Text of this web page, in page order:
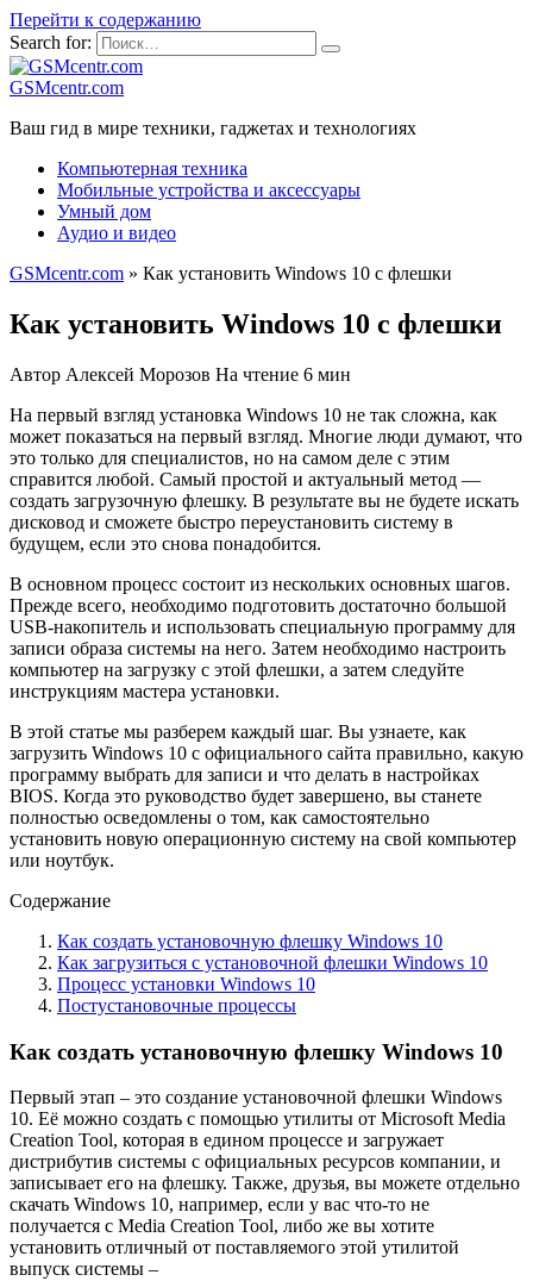
Перейти к содержанию
Search for:
GSMcentr.com
Ваш гид в мире техники, гаджетах и технологиях
Компьютерная техника
Мобильные устройства и аксессуары
Умный дом
Аудио и видео
GSMcentr.com » Как установить Windows 10 с флешки
Как установить Windows 10 с флешки
Автор Алексей Морозов На чтение 6 мин
На первый взгляд установка Windows 10 не так сложна, как
может показаться на первый взгляд. Многие люди думают, что
это только для специалистов, но на самом деле с этим
справится любой. Самый простой и актуальный метод —
создать загрузочную флешку. В результате вы не будете искать
дисковод и сможете быстро переустановить систему в
будущем, если это снова понадобится.
В основном процесс состоит из нескольких основных шагов.
Прежде всего, необходимо подготовить достаточно большой
USB-накопитель и использовать специальную программу для
записи образа системы на него. Затем необходимо настроить
компьютер на загрузку с этой флешки, а затем следуйте
инструкциям мастера установки.
В этой статье мы разберем каждый шаг. Вы узнаете, как
загрузить Windows 10 с официального сайта правильно, какую
программу выбрать для записи и что делать в настройках
BIOS. Когда это руководство будет завершено, вы станете
полностью осведомлены о том, как самостоятельно
установить новую операционную систему на свой компьютер
или ноутбук.
Содержание
Как создать установочную флешку Windows 10
Как загрузиться с установочной флешки Windows 10
Процесс установки Windows 10
Постустановочные процессы
Как создать установочную флешку Windows 10
Первый этап – это создание установочной флешки Windows
10. Её можно создать с помощью утилиты от Microsoft Media
Creation Tool, которая в едином процессе и загружает
дистрибутив системы с официальных ресурсов компании, и
записывает его на флешку. Также, друзья, вы можете отдельно
скачать Windows 10, например, если у вас что-то не
получается с Media Creation Tool, либо же вы хотите
установить отличный от поставляемого этой утилитой
выпуск системы –